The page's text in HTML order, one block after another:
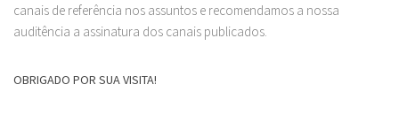
canais de referência nos assuntos e recomendamos a nossa
auditência a assinatura dos canais publicados.
OBRIGADO POR SUA VISITA!